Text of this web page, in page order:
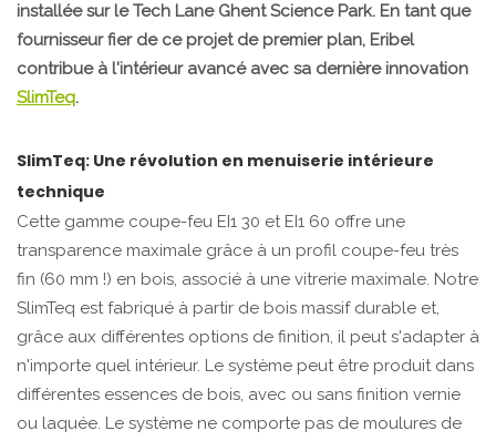
installée sur le Tech Lane Ghent Science Park. En tant que
fournisseur fier de ce projet de premier plan, Eribel
contribue à l'intérieur avancé avec sa dernière innovation
SlimTeq.
SlimTeq: Une révolution en menuiserie intérieure
technique
Cette gamme coupe-feu EI1 30 et EI1 60 offre une
transparence maximale grâce à un profil coupe-feu très
fin (60 mm !) en bois, associé à une vitrerie maximale. Notre
SlimTeq est fabriqué à partir de bois massif durable et,
grâce aux différentes options de finition, il peut s'adapter à
n'importe quel intérieur. Le système peut être produit dans
différentes essences de bois, avec ou sans finition vernie
ou laquée. Le système ne comporte pas de moulures de